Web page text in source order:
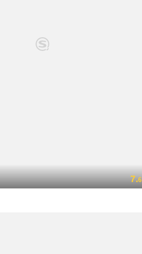
7.6